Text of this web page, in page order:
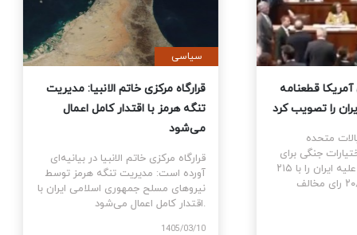
آمریکا قطعنامه
جنگ علیه ایران را تصویب کرد
ایالات متحده
قطعنامه اختیارات جنگی برای
سیاسی
قرارگاه مرکزی خاتم الانبیا:
تنگه هرمز با اقتدار کامل اعمال
قرارگاه مرکزی خاتم الانبیا در
آورده است: مدیریت تنگه هرمز
نیروهای مسلح جمهوری اسلامی
اقتدار کامل اعمال می‌شود.